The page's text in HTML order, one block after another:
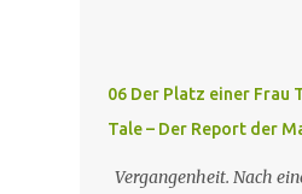
06 Der Platz einer Frau
Tale – Der Report der
Vergangenheit. Nach